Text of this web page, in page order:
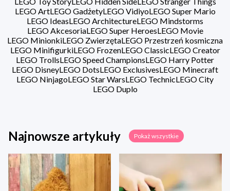
LEGO ArtLEGO GadżetyLEGO VidiyoLEGO Super Mario
LEGO IdeasLEGO ArchitectureLEGO Mindstorms
LEGO AkcesoriaLEGO Super HeroesLEGO Movie
LEGO MinionkiLEGO ZwierzętaLEGO Przestrzeń kosmiczna
LEGO MinifigurkiLEGO FrozenLEGO ClassicLEGO Creator
LEGO TrollsLEGO Speed ChampionsLEGO Harry Potter
LEGO DisneyLEGO DotsLEGO ExclusivesLEGO Minecraft
LEGO NinjagoLEGO Star WarsLEGO TechnicLEGO City
LEGO Duplo
Najnowsze artykuły Pokaż wszystkie